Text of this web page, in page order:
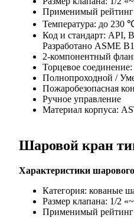
Применимый
Температура: до 230
Код и стандарт: API,
Разработано ASME
2-компонентный
Торцевое
Полнопроходной /
Пожаробезопасная
Ручное управление
Материал корпуса:
Шаровой кран
Характеристики
Категория: кованые
Размер клапана: 1/2
Применимый